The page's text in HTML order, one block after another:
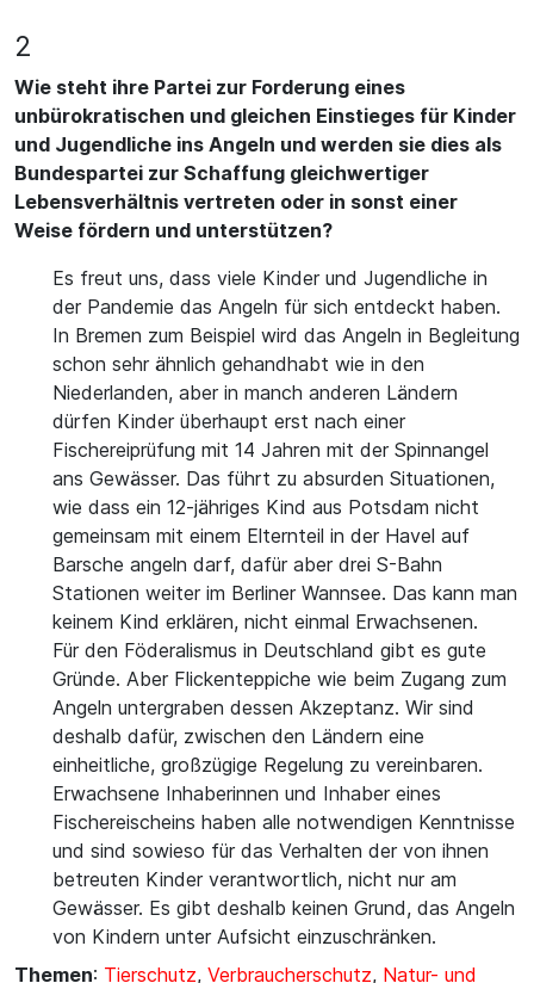
2
Wie steht ihre Partei zur Forderung eines
unbürokratischen und gleichen Einstieges für Kinder
und Jugendliche ins Angeln und werden sie dies als
Bundespartei zur Schaffung gleichwertiger
Lebensverhältnis vertreten oder in sonst einer
Weise fördern und unterstützen?
Es freut uns, dass viele Kinder und Jugendliche in
der Pandemie das Angeln für sich entdeckt haben.
In Bremen zum Beispiel wird das Angeln in Begleitung
schon sehr ähnlich gehandhabt wie in den
Niederlanden, aber in manch anderen Ländern
dürfen Kinder überhaupt erst nach einer
Fischereiprüfung mit 14 Jahren mit der Spinnangel
ans Gewässer. Das führt zu absurden Situationen,
wie dass ein 12-jähriges Kind aus Potsdam nicht
gemeinsam mit einem Elternteil in der Havel auf
Barsche angeln darf, dafür aber drei S-Bahn
Stationen weiter im Berliner Wannsee. Das kann man
keinem Kind erklären, nicht einmal Erwachsenen.
Für den Föderalismus in Deutschland gibt es gute
Gründe. Aber Flickenteppiche wie beim Zugang zum
Angeln untergraben dessen Akzeptanz. Wir sind
deshalb dafür, zwischen den Ländern eine
einheitliche, großzügige Regelung zu vereinbaren.
Erwachsene Inhaberinnen und Inhaber eines
Fischereischeins haben alle notwendigen Kenntnisse
und sind sowieso für das Verhalten der von ihnen
betreuten Kinder verantwortlich, nicht nur am
Gewässer. Es gibt deshalb keinen Grund, das Angeln
von Kindern unter Aufsicht einzuschränken.
Themen: Tierschutz, Verbraucherschutz, Natur- und